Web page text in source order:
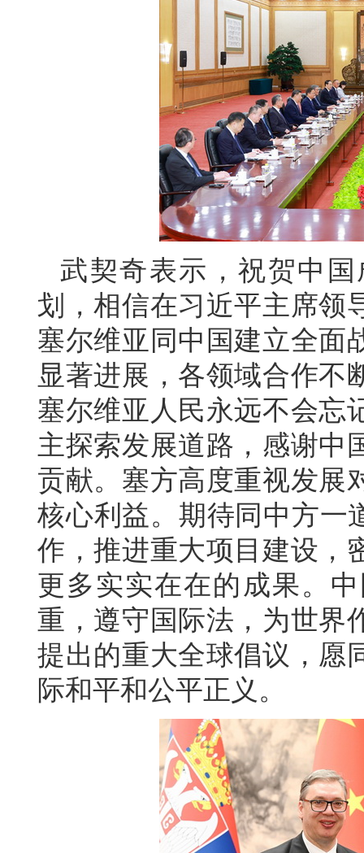
武契奇表示，祝贺中
划，相信在习近平主席领
塞尔维亚同中国建立全面
显著进展，各领域合作不
塞尔维亚人民永远不会忘
主探索发展道路，感谢中
贡献。塞方高度重视发展
核心利益。期待同中方一
作，推进重大项目建设，
更多实实在在的成果。
重，遵守国际法，为世界
提出的重大全球倡议，愿
际和平和公平正义。